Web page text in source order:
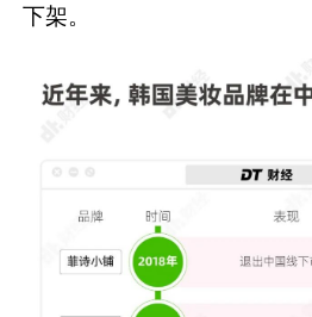
下架。